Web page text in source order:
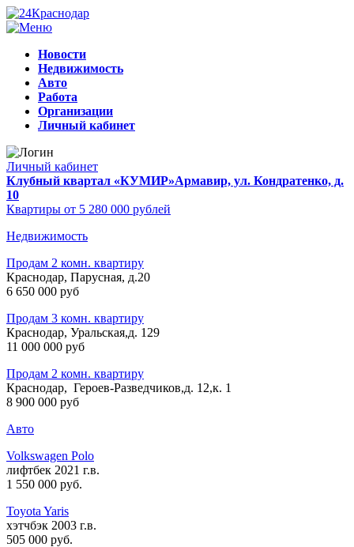
Новости
Недвижимость
Авто
Работа
Организации
Личный кабинет
Личный кабинет
Клубный квартал «КУМИР»Армавир, ул. Кондратенко, д.
10
Квартиры от 5 280 000 рублей
Недвижимость
Продам 2 комн. квартиру
Краснодар, Парусная, д.20
6 650 000 руб
Продам 3 комн. квартиру
Краснодар, Уральская,д. 129
11 000 000 руб
Продам 2 комн. квартиру
Краснодар, Героев-Разведчиков,д. 12,к. 1
8 900 000 руб
Авто
Volkswagen Polo
лифтбек 2021 г.в.
1 550 000 руб.
Toyota Yaris
хэтчбэк 2003 г.в.
505 000 руб.